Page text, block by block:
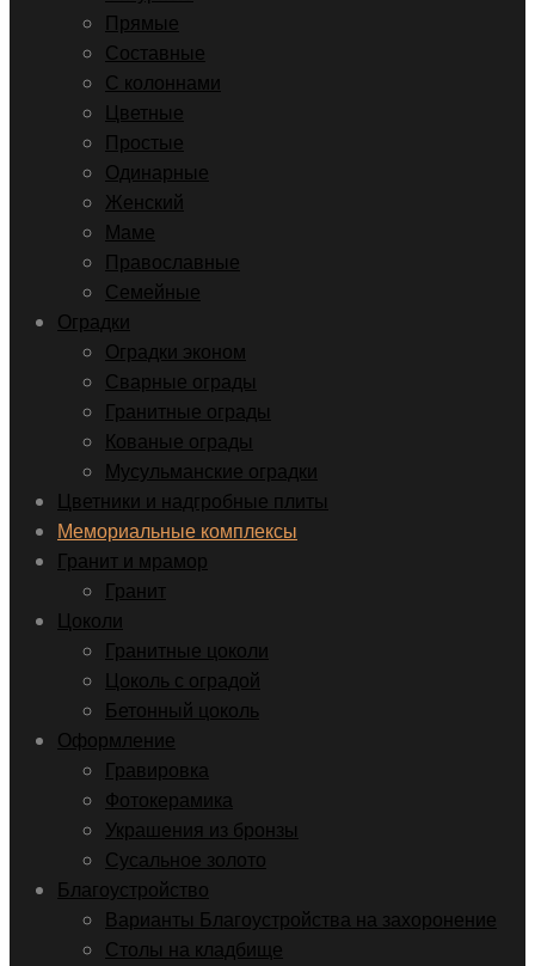
Прямые
Составные
С колоннами
Цветные
Простые
Одинарные
Женский
Маме
Православные
Семейные
Оградки
Оградки эконом
Сварные ограды
Гранитные ограды
Кованые ограды
Мусульманские оградки
Цветники и надгробные плиты
Мемориальные комплексы
Гранит и мрамор
Гранит
Цоколи
Гранитные цоколи
Цоколь с оградой
Бетонный цоколь
Оформление
Гравировка
Фотокерамика
Украшения из бронзы
Сусальное золото
Благоустройство
Варианты Благоустройства на захоронение
Столы на кладбище